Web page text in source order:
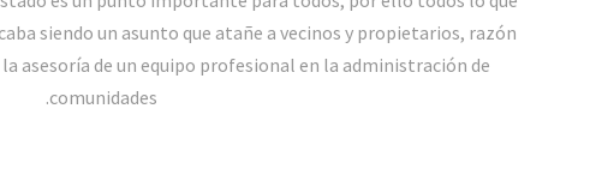
siendo un asunto que atañe a vecinos y propietarios, razón
asesoría de un equipo profesional en la administración de
comunidades.